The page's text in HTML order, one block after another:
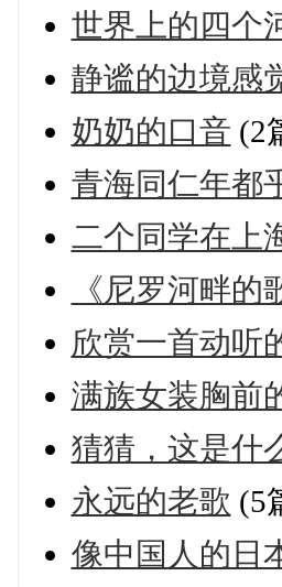
世界上的四个
静谧的边境感
奶奶的口音 (2
青海同仁年都
二个同学在上
《尼罗河畔的
欣赏一首动
满族女装胸前
猜猜，这是什
永远的老歌 (5
像中国人的日